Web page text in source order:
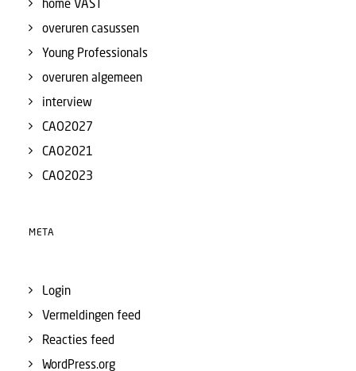
home VAST
overuren casussen
Young Professionals
overuren algemeen
interview
CAO2027
CAO2021
CAO2023
META
Login
Vermeldingen feed
Reacties feed
WordPress.org